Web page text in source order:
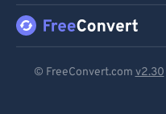
© FreeConvert.com v2.30